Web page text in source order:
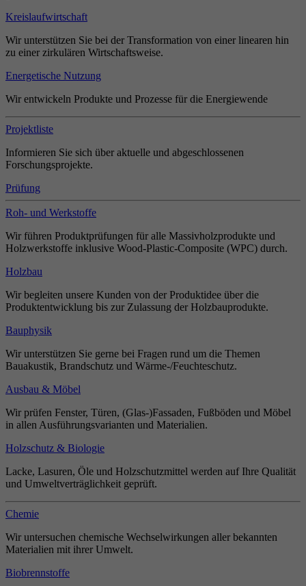
Kreislaufwirtschaft
Wir unterstützen Sie bei der Transformation von einer linearen hin
zu einer zirkulären Wirtschaftsweise.
Energetische Nutzung
Wir entwickeln Produkte und Prozesse für die Energiewende
Projektliste
Informieren Sie sich über aktuelle und abgeschlossenen
Forschungsprojekte.
Prüfung
Roh- und Werkstoffe
Wir führen Produktprüfungen für alle Massivholzprodukte und
Holzwerkstoffe inklusive Wood-Plastic-Composite (WPC) durch.
Holzbau
Wir begleiten unsere Kunden von der Produktidee über die
Produktentwicklung bis zur Zulassung der Holzbauprodukte.
Bauphysik
Wir unterstützen Sie gerne bei Fragen rund um die Themen
Bauakustik, Brandschutz und Wärme-/Feuchteschutz.
Ausbau & Möbel
Wir prüfen Fenster, Türen, (Glas-)Fassaden, Fußböden und Möbel
in allen Ausführungsvarianten und Materialien.
Holzschutz & Biologie
Lacke, Lasuren, Öle und Holzschutzmittel werden auf Ihre Qualität
und Umweltverträglichkeit geprüft.
Chemie
Wir untersuchen chemische Wechselwirkungen aller bekannten
Materialien mit ihrer Umwelt.
Biobrennstoffe